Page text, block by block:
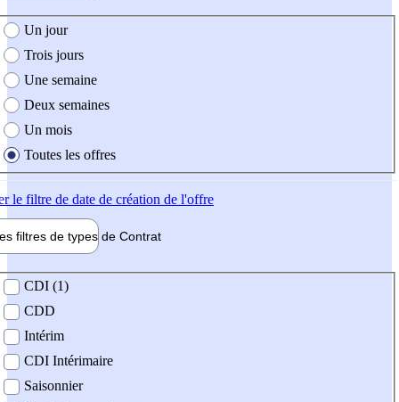
création de l'offre
Un jour
Trois jours
Une semaine
Deux semaines
Un mois
Toutes les offres
le filtre de date de création de l'offre
filtres de types de Contrat
contrat
CDI (1)
CDD
Intérim
CDI Intérimaire
Saisonnier